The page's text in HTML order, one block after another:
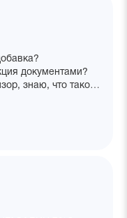
документами?
знаю, что такое